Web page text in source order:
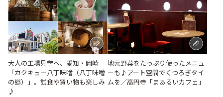
大人の工場見学へ、愛知・岡崎
「カクキュー八丁味噌（八丁味噌
の郷）」。試食や買い物も楽しみ
♪
地元野菜をたっぷり使ったメニュ
ーも♪アート空間でくつろぎタイ
ムを／高円寺「まぁるいカフェ」